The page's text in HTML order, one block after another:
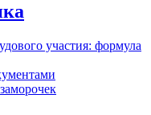
участия: формула